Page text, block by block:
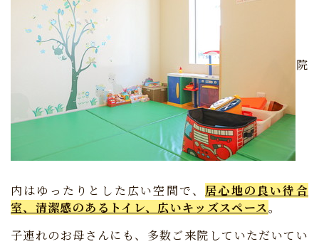
院
内はゆったりとした広い空間で、 居心地の良い待合
室、清潔感のあるトイレ、広いキッズスペース。
子連れのお母さんにも、多数ご来院していただいてい